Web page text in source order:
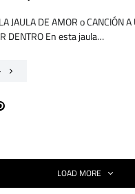
JAULA DE AMOR o CANCIÓN A
DENTRO En esta jaula…
LOAD MORE